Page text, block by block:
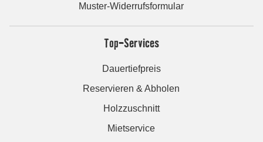
Muster-Widerrufsformular
Top-Services
Dauertiefpreis
Reservieren & Abholen
Holzzuschnitt
Mietservice